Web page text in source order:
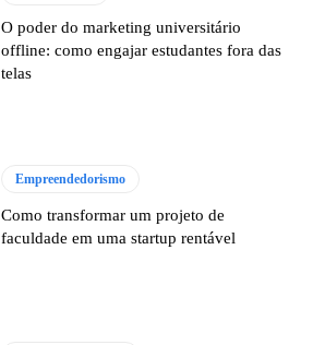
O poder do marketing universitário
offline: como engajar estudantes fora das
telas
Empreendedorismo
Como transformar um projeto de
faculdade em uma startup rentável